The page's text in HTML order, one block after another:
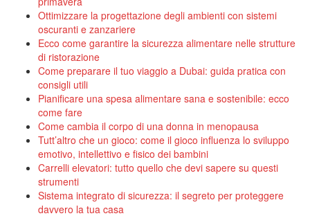
Ottimizzare la progettazione degli ambienti con sistemi
oscuranti e zanzariere
Ecco come garantire la sicurezza alimentare nelle strutture
di ristorazione
Come preparare il tuo viaggio a Dubai: guida pratica con
consigli utili
Pianificare una spesa alimentare sana e sostenibile: ecco
come fare
Come cambia il corpo di una donna in menopausa
Tutt’altro che un gioco: come il gioco influenza lo sviluppo
emotivo, intellettivo e fisico dei bambini
Carrelli elevatori: tutto quello che devi sapere su questi
strumenti
Sistema integrato di sicurezza: il segreto per proteggere
davvero la tua casa